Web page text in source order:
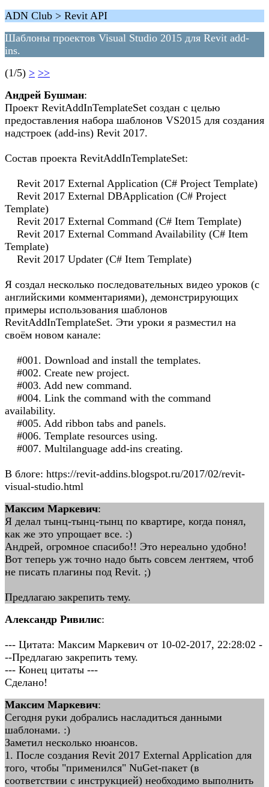
ADN Club > Revit API
Шаблоны проектов Visual Studio 2015 для Revit add-
ins.
(1/5) > >>
Андрей Бушман:
Проект RevitAddInTemplateSet создан с целью
предоставления набора шаблонов VS2015 для создания
надстроек (add-ins) Revit 2017.
Состав проекта RevitAddInTemplateSet:
Revit 2017 External Application (C# Project Template)
Revit 2017 External DBApplication (C# Project
Template)
Revit 2017 External Command (C# Item Template)
Revit 2017 External Command Availability (C# Item
Template)
Revit 2017 Updater (C# Item Template)
Я создал несколько последовательных видео уроков (с
английскими комментариями), демонстрирующих
примеры использования шаблонов
RevitAddInTemplateSet. Эти уроки я разместил на
своём новом канале:
#001. Download and install the templates.
#002. Create new project.
#003. Add new command.
#004. Link the command with the command
availability.
#005. Add ribbon tabs and panels.
#006. Template resources using.
#007. Multilanguage add-ins creating.
В блоге: https://revit-addins.blogspot.ru/2017/02/revit-
visual-studio.html
Максим Маркевич:
Я делал тынц-тынц-тынц по квартире, когда понял,
как же это упрощает все. :)
Андрей, огромное спасибо!! Это нереально удобно!
Вот теперь уж точно надо быть совсем лентяем, чтоб
не писать плагины под Revit. ;)
Предлагаю закрепить тему.
Александр Ривилис:
--- Цитата: Максим Маркевич от 10-02-2017, 22:28:02 -
--Предлагаю закрепить тему.
--- Конец цитаты ---
Сделано!
Максим Маркевич:
Сегодня руки добрались насладиться данными
шаблонами. :)
Заметил несколько нюансов.
1. После создания Revit 2017 External Application для
того, чтобы "применился" NuGet-пакет (в
соответствии с инструкцией) необходимо выполнить